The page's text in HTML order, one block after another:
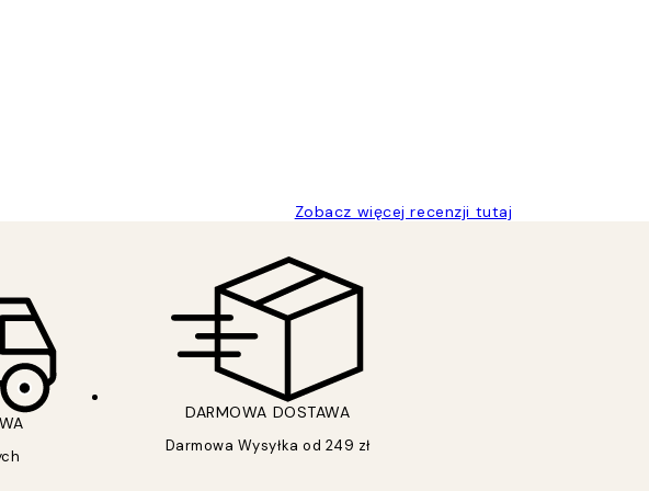
Zobacz więcej recenzji tutaj
DARMOWA DOSTAWA
Darmowa Wysyłka od 249 zł